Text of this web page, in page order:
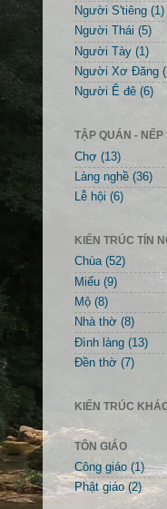
Người S'tiêng (1)
Người Thái (5)
Người Tày (1)
Người Xơ Đăng
Người Ê đê (6)
TẬP QUÁN - NẾP
Chợ (13)
Làng nghề (36)
Lễ hội (6)
KIẾN TRÚC TÍN
Chùa (52)
Miếu (9)
Mộ (8)
Nhà thờ (8)
Đình làng (13)
Đền thờ (7)
KIẾN TRÚC
TÔN GIÁO
Công giáo (1)
Phật giáo (2)